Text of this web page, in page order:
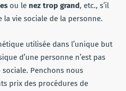
ou le nez trop grand, etc., s’il
la vie sociale de la personne.
utilisée dans l’unique but
d’une personne n’est pas
Penchons nous
prix des procédures de